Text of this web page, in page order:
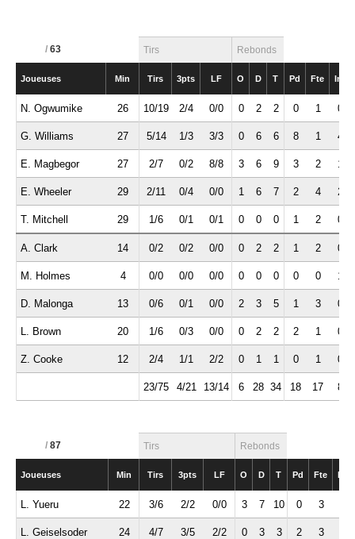
/ 63 Tirs Rebonds
Joueuses Min Tirs 3pts LF O D T Pd Fte Int
N. Ogwumike 26 10/19 2/4 0/0 0 2 2 0 1 0
G. Williams 27 5/14 1/3 3/3 0 6 6 8 1 4
E. Magbegor 27 2/7 0/2 8/8 3 6 9 3 2 1
E. Wheeler 29 2/11 0/4 0/0 1 6 7 2 4 2
T. Mitchell 29 1/6 0/1 0/1 0 0 0 1 2 0
A. Clark 14 0/2 0/2 0/0 0 2 2 1 2 0
M. Holmes 4 0/0 0/0 0/0 0 0 0 0 0 1
D. Malonga 13 0/6 0/1 0/0 2 3 5 1 3 0
L. Brown 20 1/6 0/3 0/0 0 2 2 2 1 0
Z. Cooke 12 2/4 1/1 2/2 0 1 1 0 1 0
23/75 4/21 13/14 6 28 34 18 17 8
/ 87 Tirs Rebonds
Joueuses Min Tirs 3pts LF O D T Pd Fte
L. Yueru 22 3/6 2/2 0/0 3 7 10 0 3
L. Geiselsoder 24 4/7 3/5 2/2 0 3 3 2 3